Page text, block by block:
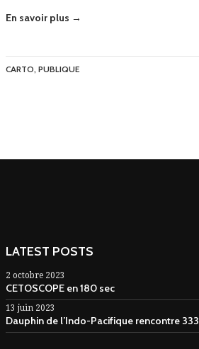
En savoir plus →
CARTO, PUBLIQUE
LATEST POSTS
2 octobre 2023
CETOSCOPE en 180 sec
13 juin 2023
Dauphin de l’Indo-Pacifique rencontre 333